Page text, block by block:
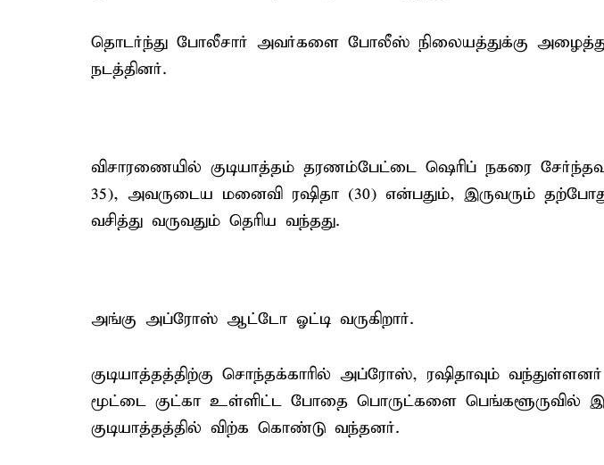
தொடர்ந்து போலீசார் அவர்களை போலீஸ் நிலையத்துக்கு
நடத்தினர்.
விசாரணையில் குடியாத்தம் தரணம்பேட்டை ஷெரிப் நகரை
35), அவருடைய மனைவி ரஷிதா (30) என்பதும், இருவரும்
வசித்து வருவதும் தெரிய வந்தது.
அங்கு அப்ரோஸ் ஆட்டோ ஓட்டி வருகிறார்.
குடியாத்தத்திற்கு சொந்தக்காரில் அப்ரோஸ், ரஷிதாவும்
மூட்டை குட்கா உள்ளிட்ட போதை பொருட்களை பெங்களூருவில்
குடியாத்தத்தில் விற்க கொண்டு வந்தனர்.